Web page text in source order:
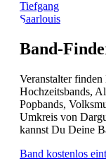
Tiefgang
Saarlouis
Band-
Veranstalter
Hochzeitsbands,
Popbands,
Umkreis von
kannst Du Deine
Band kostenlos